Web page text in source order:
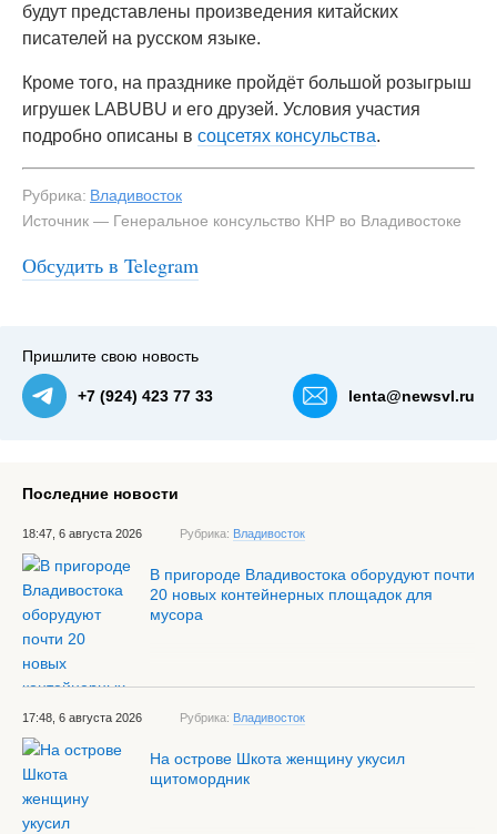
будут представлены произведения китайских
писателей на русском языке.
Кроме того, на празднике пройдёт большой розыгрыш
игрушек LABUBU и его друзей. Условия участия
подробно описаны в соцсетях консульства.
Рубрика: Владивосток
Источник — Генеральное консульство КНР во Владивостоке
Обсудить в Telegram
Пришлите свою новость
+7 (924) 423 77 33 lenta@newsvl.ru
Последние новости
18:47, 6 августа 2026 Рубрика: Владивосток
В пригороде Владивостока оборудуют почти
20 новых контейнерных площадок для
мусора
17:48, 6 августа 2026 Рубрика: Владивосток
На острове Шкота женщину укусил
щитомордник